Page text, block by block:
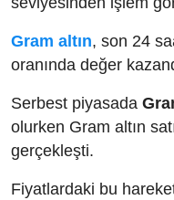
Gram altın, son 24
oranında değer
Serbest piyasada
olurken Gram altın
gerçekleşti.
Fiyatlardaki bu